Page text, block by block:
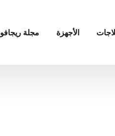
الأجهزة مجلة ريجافو